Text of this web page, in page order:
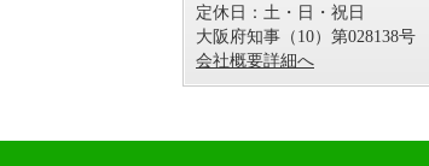
定休日：土・日・祝日
大阪府知事（10）第028138号
会社概要詳細へ